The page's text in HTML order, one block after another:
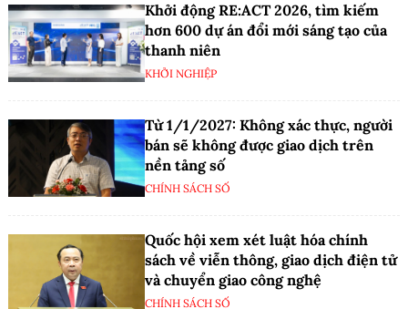
Khởi động RE:ACT 2026, tìm kiếm
hơn 600 dự án đổi mới sáng tạo của
thanh niên
KHỞI NGHIỆP
Từ 1/1/2027: Không xác thực, người
bán sẽ không được giao dịch trên
nền tảng số
CHÍNH SÁCH SỐ
Quốc hội xem xét luật hóa chính
sách về viễn thông, giao dịch điện tử
và chuyển giao công nghệ
CHÍNH SÁCH SỐ